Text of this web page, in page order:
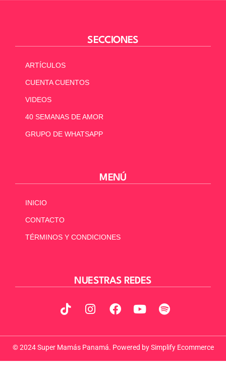
SECCIONES
ARTÍCULOS
CUENTA CUENTOS
VIDEOS
40 SEMANAS DE AMOR
GRUPO DE WHATSAPP
MENÚ
INICIO
CONTACTO
TÉRMINOS Y CONDICIONES
NUESTRAS REDES
© 2024 Super Mamás Panamá. Powered by Simplify Ecommerce